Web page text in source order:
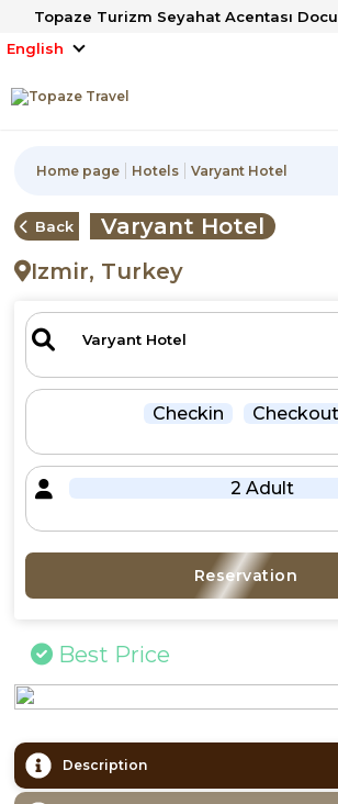
Topaze Turizm Seyahat Acentası
English
Home page Hotels Varyant Hotel
Back
Varyant Hotel
Izmir, Turkey
Checkin Checkout
2 Adult
Reservation
Best Price
Description